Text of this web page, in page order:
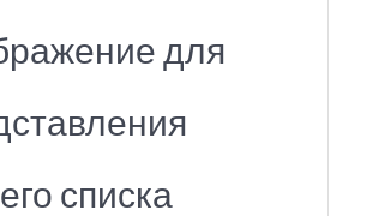
для
списка